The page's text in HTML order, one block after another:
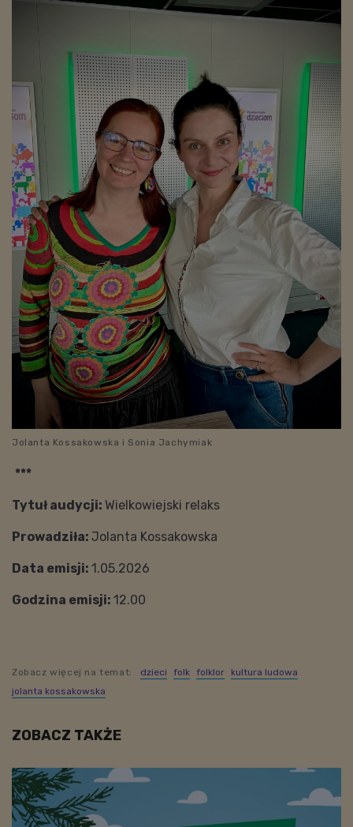
Jolanta Kossakowska i Sonia Jachymiak
***
Tytuł audycji: Wielkowiejski relaks
Prowadziła: Jolanta Kossakowska
Data emisji: 1.05.2026
Godzina emisji: 12.00
Zobacz więcej na temat: dzieci folk folklor
kultura ludowa
jolanta kossakowska
ZOBACZ TAKŻE